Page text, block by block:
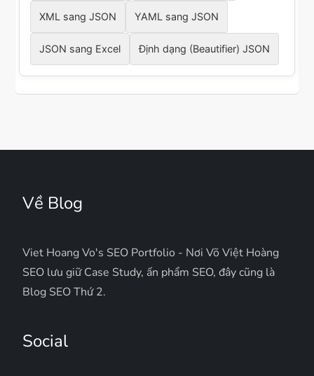
XML sang JSON YAML sang JSON
JSON sang Excel Định dạng (Beautifier) JSON
Về Blog
Viet Hoang Vo's SEO Portfolio - Nơi Võ Việt Hoàng
SEO lưu giữ Case Study, ấn phẩm SEO, đây cũng là
Blog SEO Thứ 2.
Social